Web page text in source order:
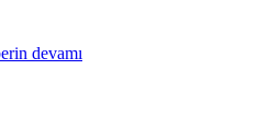
devamı